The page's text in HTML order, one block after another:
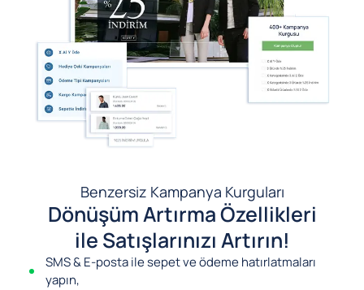
Benzersiz Kampanya Kurguları
Dönüşüm Artırma Özellikleri
ile Satışlarınızı Artırın!
SMS & E-posta ile sepet ve ödeme hatırlatmaları
yapın,